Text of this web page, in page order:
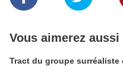
Vous aimerez aussi
Tract du groupe surréaliste